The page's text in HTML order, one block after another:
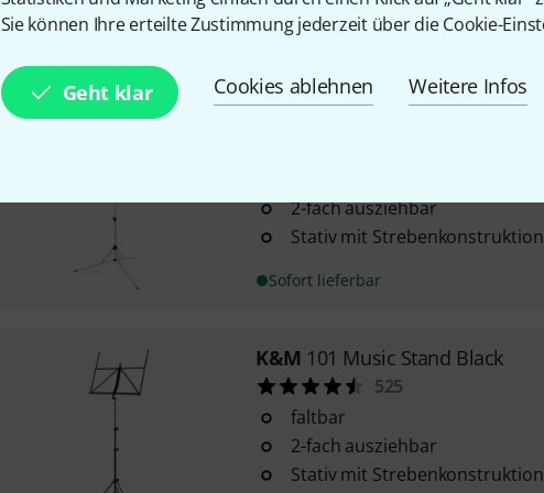
Sie können Ihre erteilte Zustimmung jederzeit über die Cookie-
Geht klar Cookies ablehnen Weitere Infos
Sofort lieferbar
2-fach ausziehbar
Stativ mit Strebenkonstruktion
Sofort lieferbar
K&M 101 Music Stand Black
525
faltbar
2-fach ausziehbar
Stativ mit Strebenkonstruktion